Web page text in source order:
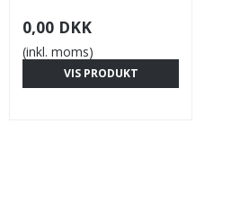
0,00 DKK
(inkl. moms)
VIS PRODUKT